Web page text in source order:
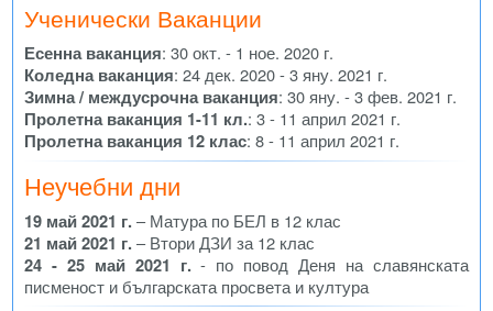
Ученически Ваканции
Есенна ваканция: 30 окт. - 1 ное. 2020 г.
Коледна ваканция: 24 дек. 2020 - 3 яну. 2021 г.
Зимна / междусрочна ваканция: 30 яну. - 3 фев. 2021 г.
Пролетна ваканция 1-11 кл.: 3 - 11 април 2021 г.
Пролетна ваканция 12 клас: 8 - 11 април 2021 г.
Неучебни дни
19 май 2021 г.– Матура по БЕЛ в 12 клас
21 май 2021 г.– Втори ДЗИ за 12 клас
24 - 25 май 2021 г.- по повод Деня на славянската
писменост и българската просвета и култура